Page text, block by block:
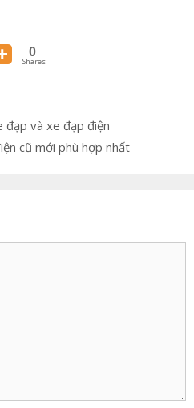
0
Shares
đạp và xe đạp điện
cũ mới phù hợp nhất